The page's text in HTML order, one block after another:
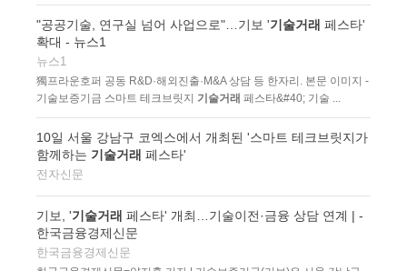
"공공기술, 연구실 넘어 사업으로"…기보 '기술거래 페스타'
확대 - 뉴스1
뉴스1
獨프라운호퍼 공동 R&D·해외진출·M&A 상담 등 한자리. 본문 이미지 -
기술보증기금 스마트 테크브릿지 기술거래 페스타&#40; 기술 ...
10일 서울 강남구 코엑스에서 개최된 '스마트 테크브릿지가
함께하는 기술거래 페스타'
전자신문
기보, '기술거래 페스타' 개최…기술이전·금융 상담 연계 | -
한국금융경제신문
한국금융경제신문